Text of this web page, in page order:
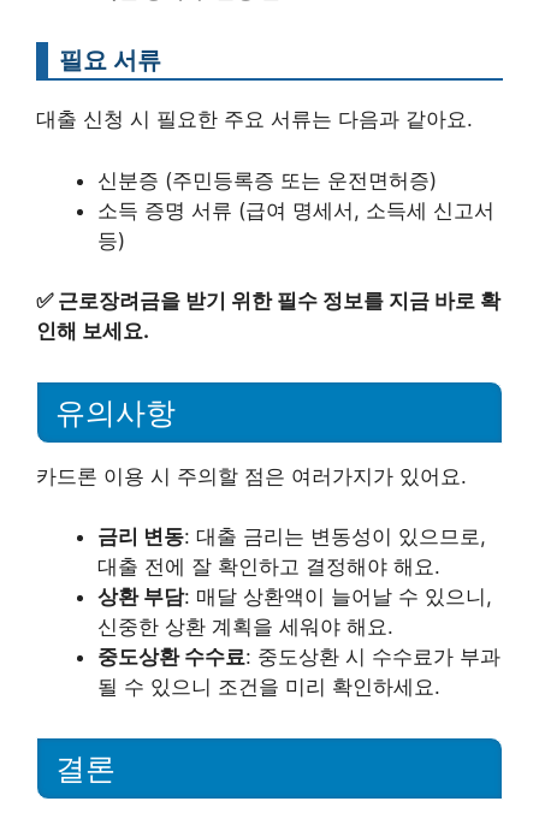
필요 서류
대출 신청 시 필요한 주요 서류는 다음과 같아요.
신분증 (주민등록증 또는 운전면허증)
소득 증명 서류 (급여 명세서, 소득세 신고서
등)
✅ 근로장려금을 받기 위한 필수 정보를 지금 바로 확
인해 보세요.
유의사항
카드론 이용 시 주의할 점은 여러가지가 있어요.
금리 변동: 대출 금리는 변동성이 있으므로,
대출 전에 잘 확인하고 결정해야 해요.
상환 부담: 매달 상환액이 늘어날 수 있으니,
신중한 상환 계획을 세워야 해요.
중도상환 수수료: 중도상환 시 수수료가 부과
될 수 있으니 조건을 미리 확인하세요.
결론